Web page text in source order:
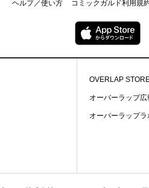
ヘルプ／使い方 コミックガルド利用規
OVERLAP
オーバーラップ広
オーバーラップラ